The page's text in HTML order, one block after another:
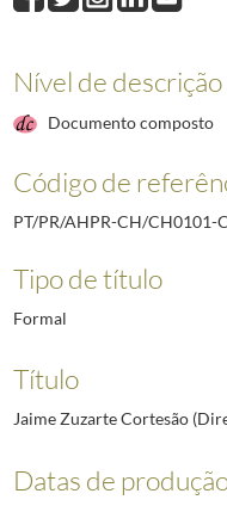
D210665João de
Joaquim
D210669Norberto
D210671
Bernardo
(...)
Nível de descrição
Documento composto
Código de
PT/PR/AHPR-CH/
Tipo de título
Formal
Título
Jaime Zuzarte Cortesão
Datas de